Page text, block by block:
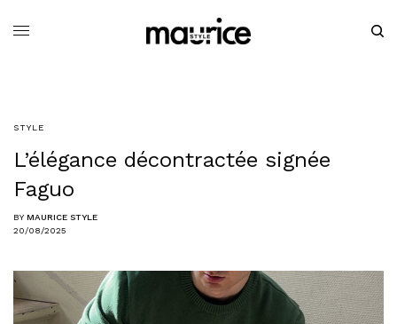
STYLE
L’élégance décontractée signée
Faguo
BY MAURICE STYLE
20/08/2025